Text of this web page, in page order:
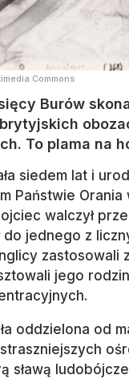
Commons
Burów
To plama na
siedem lat i
Państwie
ojciec walczył
do jednego z
zastosowali
jego
oddzielona od
sławą